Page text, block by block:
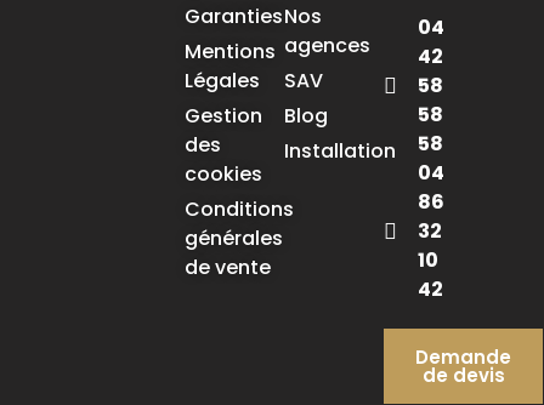
Garanties
Mentions
Légales
Gestion
des
cookies
Conditions
générales
de vente
Nos
agences
SAV
Blog
Installation
04
42
58
58
58
04
86
32
10
42
Demande
de devis